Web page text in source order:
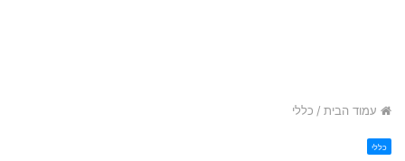
עמוד הבית / כללי
כללי